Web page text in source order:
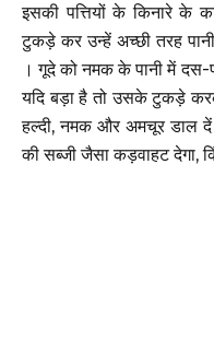
इसकी पत्तियों के किनारे के
टुकड़े कर उन्हें अच्छी तरह
। गूदे को नमक के पानी में
यदि बड़ा है तो उसके टुकड़े
हल्दी, नमक और अमचूर डाल
की सब्जी जैसा कड़वाहट देगा,